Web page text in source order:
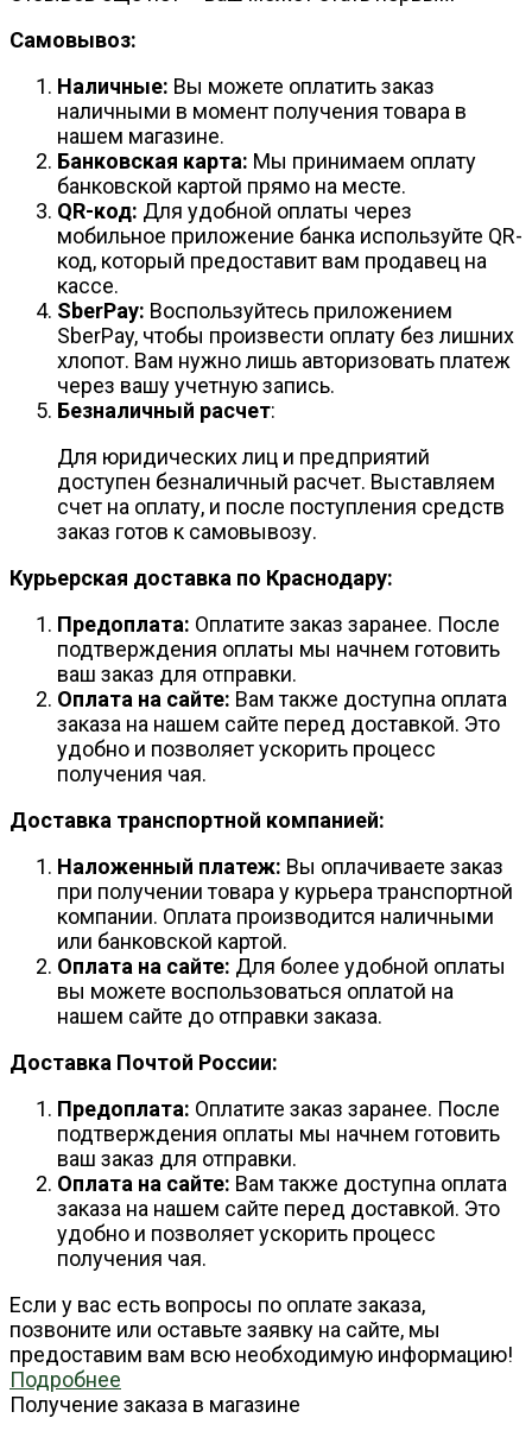
Самовывоз:
Наличные: Вы можете оплатить заказ
наличными в момент получения товара в
нашем магазине.
Банковская карта: Мы принимаем оплату
банковской картой прямо на месте.
QR-код: Для удобной оплаты через
мобильное приложение банка используйте QR-
код, который предоставит вам продавец на
кассе.
SberPay: Воспользуйтесь приложением
SberPay, чтобы произвести оплату без лишних
хлопот. Вам нужно лишь авторизовать платеж
через вашу учетную запись.
Безналичный расчет:
Для юридических лиц и предприятий
доступен безналичный расчет. Выставляем
счет на оплату, и после поступления средств
заказ готов к самовывозу.
Курьерская доставка по Краснодару:
Предоплата: Оплатите заказ заранее. После
подтверждения оплаты мы начнем готовить
ваш заказ для отправки.
Оплата на сайте: Вам также доступна оплата
заказа на нашем сайте перед доставкой. Это
удобно и позволяет ускорить процесс
получения чая.
Доставка транспортной компанией:
Наложенный платеж: Вы оплачиваете заказ
при получении товара у курьера транспортной
компании. Оплата производится наличными
или банковской картой.
Оплата на сайте: Для более удобной оплаты
вы можете воспользоваться оплатой на
нашем сайте до отправки заказа.
Доставка Почтой России:
Предоплата: Оплатите заказ заранее. После
подтверждения оплаты мы начнем готовить
ваш заказ для отправки.
Оплата на сайте: Вам также доступна оплата
заказа на нашем сайте перед доставкой. Это
удобно и позволяет ускорить процесс
получения чая.
Если у вас есть вопросы по оплате заказа,
позвоните или оставьте заявку на сайте, мы
предоставим вам всю необходимую информацию!
Подробнее
Получение заказа в магазине